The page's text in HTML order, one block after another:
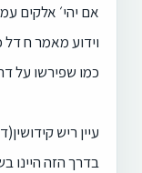
אם יהי׳ אלקים
וידוע מאמר ח דל
כמו שפירשו על
עיין ריש
בדרך הזה היינו